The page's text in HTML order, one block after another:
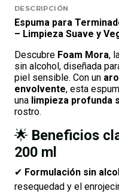
DESCRIPCIÓN
Espuma para
– Limpieza Suave y
Descubre Foam Mora,
sin alcohol, diseñada
piel sensible. Con un
envolvente, esta
una limpieza profunda
rostro.
🌟 Beneficios
200 ml
✔ Formulación sin
resequedad y el